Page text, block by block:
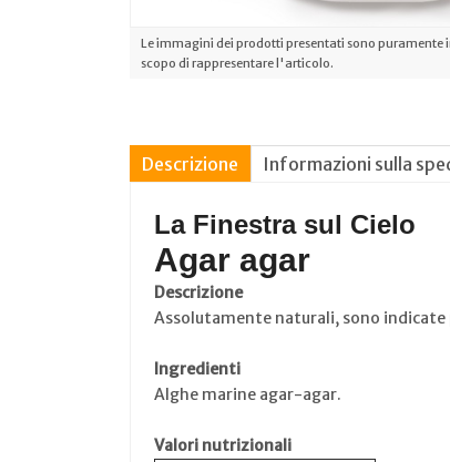
Le immagini dei prodotti presentati sono puramente
scopo di rappresentare l'articolo.
Descrizione Informazioni sulla
La Finestra sul Cielo
Agar agar
Descrizione
Assolutamente naturali, sono
Ingredienti
Alghe marine agar-agar.
Valori nutrizionali